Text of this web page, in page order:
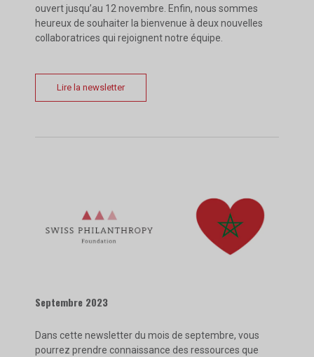
ouvert jusqu’au 12 novembre. Enfin, nous sommes
heureux de souhaiter la bienvenue à deux nouvelles
collaboratrices qui rejoignent notre équipe.
Lire la newsletter
Septembre 2023
Dans cette newsletter du mois de septembre, vous
pourrez prendre connaissance des ressources que